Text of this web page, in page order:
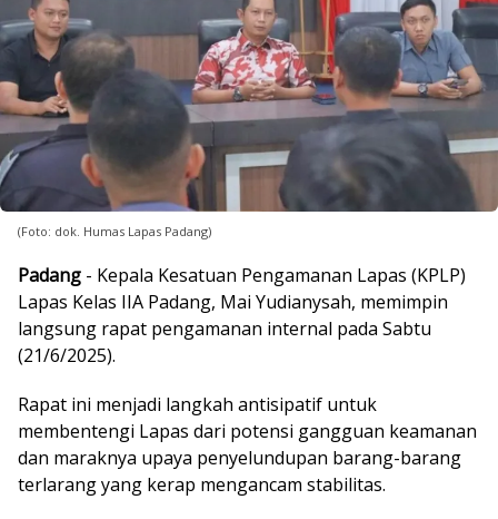
(Foto: dok. Humas Lapas Padang)
Padang - Kepala Kesatuan Pengamanan Lapas (KPLP)
Lapas Kelas IIA Padang, Mai Yudianysah, memimpin
langsung rapat pengamanan internal pada Sabtu
(21/6/2025).
Rapat ini menjadi langkah antisipatif untuk
membentengi Lapas dari potensi gangguan keamanan
dan maraknya upaya penyelundupan barang-barang
terlarang yang kerap mengancam stabilitas.